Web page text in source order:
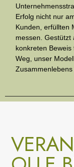
Erfolg nicht nur
Kunden, erfüllten
messen. Gestützt
konkreten
Weg, unser